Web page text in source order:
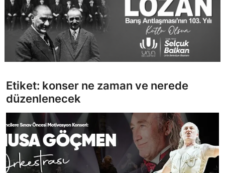
Ankara
TBMM
Cumhurbaşkanlığı
Bakanlıklar
Siyasi Partiler
Mülki İdare
Etiket: konser ne zaman ve nerede
düzenlenecek